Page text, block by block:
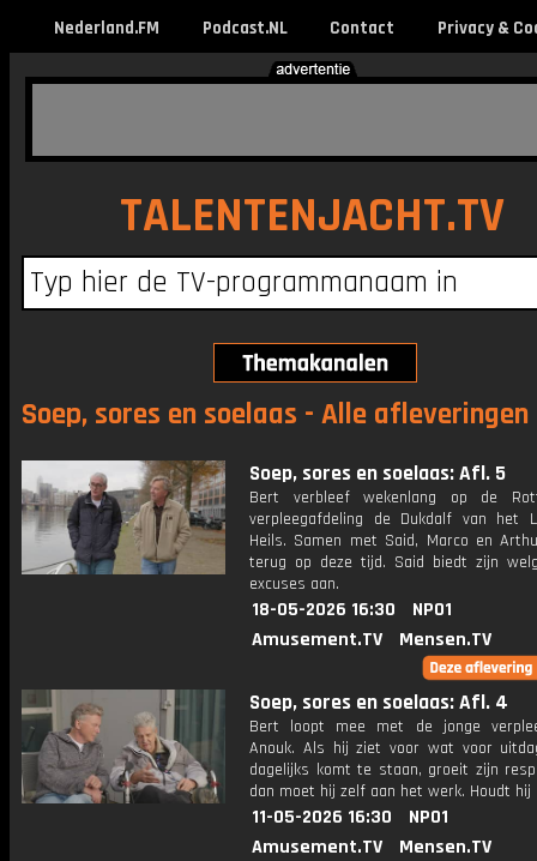
Nederland.FM Podcast.NL Contact Privacy &
TALENTENJACHT.TV
Soep, sores en soelaas - Alle afleveringen
Soep, sores en soelaas: Afl. 5
Bert verbleef wekenlang op de
verpleegafdeling de Dukdalf van het
Heils. Samen met Said, Marco en
terug op deze tijd. Said biedt zijn
excuses aan.
18-05-2026 16:30
NPO1
Amusement.TV
Mensen.TV
Soep, sores en soelaas: Afl. 4
Bert loopt mee met de jonge
Anouk. Als hij ziet voor wat voor
dagelijks komt te staan, groeit zijn
dan moet hij zelf aan het werk. Houdt hij
11-05-2026 16:30
NPO1
Amusement.TV
Mensen.TV